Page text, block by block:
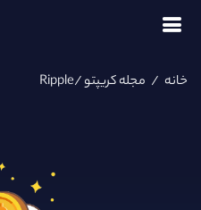
خانه / مجله کریپتو/Ripple